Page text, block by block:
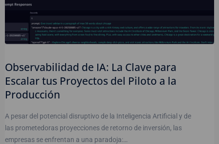
Observabilidad de IA: La Clave para
Escalar tus Proyectos del Piloto a la
Producción
A pesar del potencial disruptivo de la Inteligencia Artificial y de
las prometedoras proyecciones de retorno de inversión, las
empresas se enfrentan a una paradoja:…